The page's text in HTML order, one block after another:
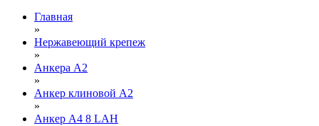
Главная
»
Нержавеющий крепеж
»
Анкера А2
»
Анкер клиновой А2
»
Анкер А4 8 LAН